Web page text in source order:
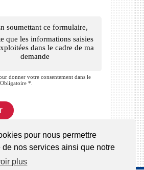
pour nous permettre
nos services ainsi que notre
plus
que les informations saisies
dans le cadre de ma
demande
donner votre consentement dans le
*.